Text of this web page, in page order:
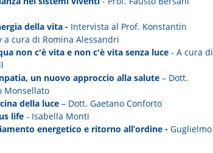
della vita - Intervista al Prof. Konstantin
a cura di Romina Alessandri
non c'è vita e non c'è vita senza luce- A cura di
un nuovo approccio alla salute– Dott.
Monsellato
della luce– Dott. Gaetano Conforto
life- Isabella Monti
energetico e ritorno all’ordine - Guglielmo